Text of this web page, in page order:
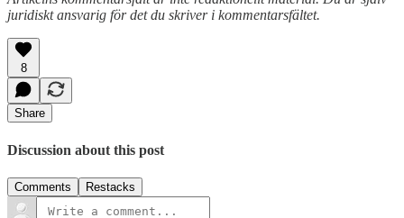
juridiskt ansvarig för det du skriver i kommentarsfältet.
8
Share
Discussion about this post
Comments Restacks